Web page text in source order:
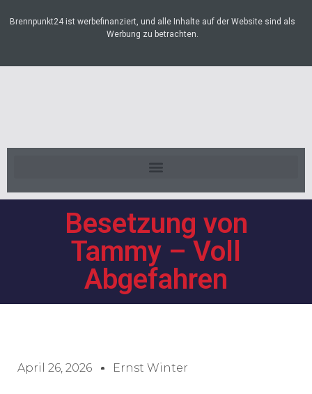
Brennpunkt24 ist werbefinanziert, und alle Inhalte auf der Website sind als
Werbung zu betrachten.
Besetzung von
Tammy – Voll
Abgefahren
April 26, 2026 Ernst Winter